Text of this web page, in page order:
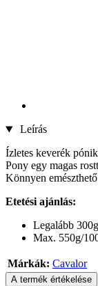
Leírás
Ízletes keverék
Pony egy magas
Könnyen
Etetési ajánlás:
Legalább
Max. 550g/
Márkák: Cavalor
A termék értékelése